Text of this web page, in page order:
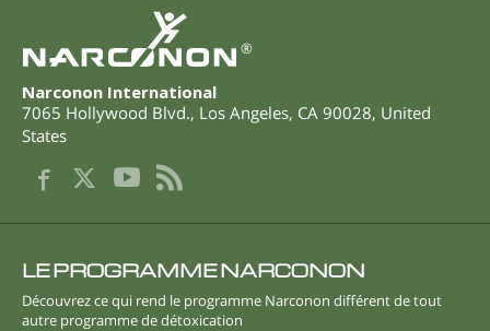
®
Narconon International
7065 Hollywood Blvd., Los Angeles, CA 90028, United
States
LE PROGRAMME NARCONON
Découvrez ce qui rend le programme Narconon différent de tout
autre programme de détoxication